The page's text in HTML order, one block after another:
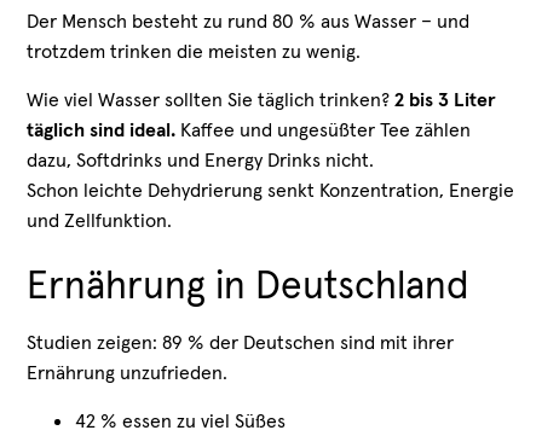
Der Mensch besteht zu rund 80 % aus Wasser – und
trotzdem trinken die meisten zu wenig.
Wie viel Wasser sollten Sie täglich trinken? 2 bis 3 Liter
täglich sind ideal. Kaffee und ungesüßter Tee zählen
dazu, Softdrinks und Energy Drinks nicht.
Schon leichte Dehydrierung senkt Konzentration, Energie
und Zellfunktion.
Ernährung in Deutschland
Studien zeigen: 89 % der Deutschen sind mit ihrer
Ernährung unzufrieden.
42 % essen zu viel Süßes